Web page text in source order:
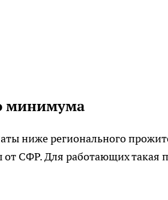
минимума
ниже регионального
СФР. Для работающих такая